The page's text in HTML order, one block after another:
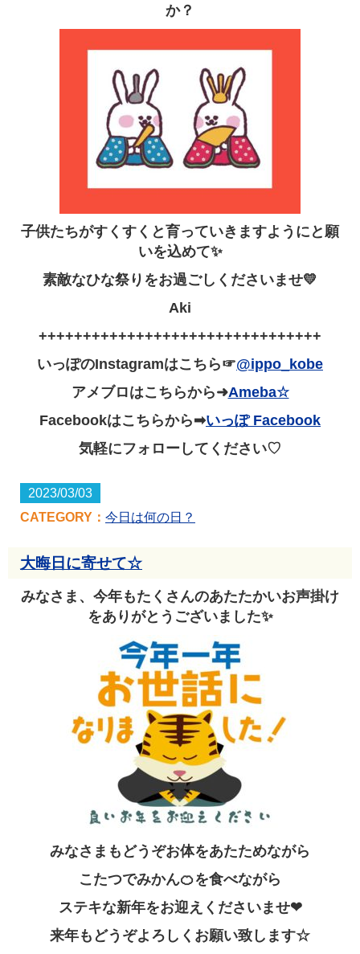
か？
子供たちがすくすくと育っていきますようにと願
いを込めて✨
素敵なひな祭りをお過ごしくださいませ💛
Aki
++++++++++++++++++++++++++++++++
いっぽのInstagramはこちら☞@ippo_kobe
アメブロはこちらから➜Ameba☆
Facebookはこちらから➡いっぽ Facebook
気軽にフォローしてください♡
2023/03/03
CATEGORY： 今日は何の日？
大晦日に寄せて☆
みなさま、今年もたくさんのあたたかいお声掛け
をありがとうございました✨
みなさまもどうぞお体をあたためながら
こたつでみかん🍊を食べながら
ステキな新年をお迎えくださいませ❤
来年もどうぞよろしくお願い致します☆